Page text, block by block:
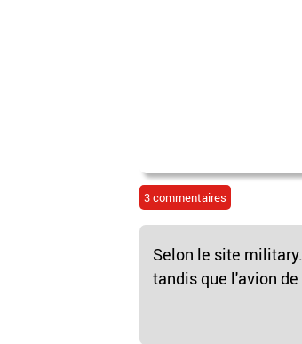
3 commentaires
Selon le site
tandis que l'avion